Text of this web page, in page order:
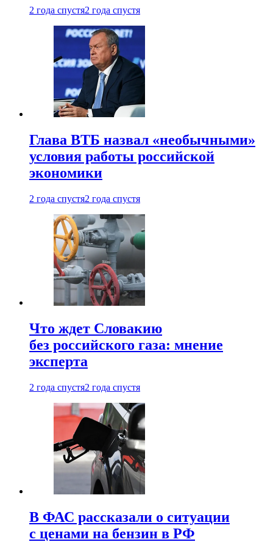
2 года спустя2 года спустя
Глава ВТБ назвал «необычными»
условия работы российской
экономики
2 года спустя2 года спустя
Что ждет Словакию
без российского газа: мнение
эксперта
2 года спустя2 года спустя
В ФАС рассказали о ситуации
с ценами на бензин в РФ